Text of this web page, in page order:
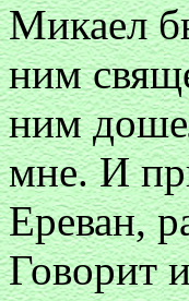
Микаел
ним
ним
мне. И
Ереван,
Говорит